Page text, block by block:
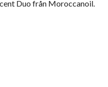
Duo från Moroccanoil.